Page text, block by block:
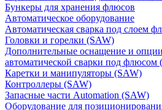
Бункеры для хранения флюсов
Автоматическое оборудование
Автоматическая сварка под слоем
Головки и горелки (SAW)
Дополнительные оснащение и
автоматической сварки под флюсом
Каретки и манипуляторы (SAW)
Контроллеры (SAW)
Запасные части Automation (SAW)
Оборудование для